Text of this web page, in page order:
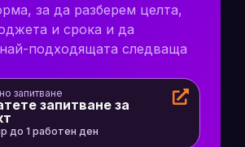
за да разберем целта,
и срока и да
подходящата следваща
запитване
запитване за
до 1 работен ден